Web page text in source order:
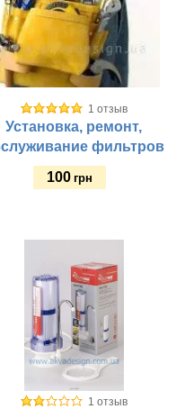
1 отзыв
Установка, ремонт,
фильтров
100 грн
1 отзыв